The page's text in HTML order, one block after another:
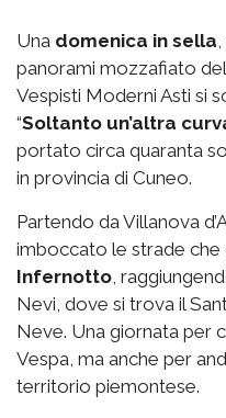
Una domenica in sella
panorami mozzafiato
Vespisti Moderni Asti si
“Soltanto un’altra
portato circa quaranta
in provincia di Cuneo.
Partendo da Villanova
imboccato le strade
Infernotto,
Nevi, dove si trova il
Neve. Una giornata per
Vespa, ma anche per
territorio piemontese.